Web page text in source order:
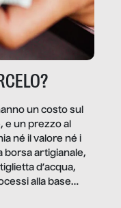
un costo sul
e un prezzo al
né il valore né i
borsa artigianale,
d’acqua,
alla base